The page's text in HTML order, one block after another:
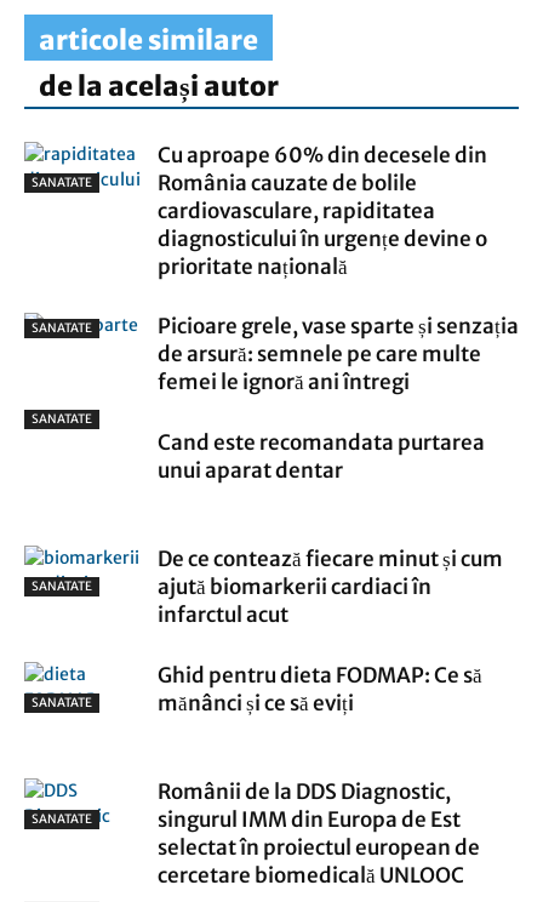
articole similare
de la același autor
SANATATE
Cu aproape 60% din decesele din
România cauzate de bolile
cardiovasculare, rapiditatea
diagnosticului în urgențe devine o
prioritate națională
SANATATE
Picioare grele, vase sparte și senzația
de arsură: semnele pe care multe
femei le ignoră ani întregi
SANATATE
Cand este recomandata purtarea
unui aparat dentar
SANATATE
De ce contează fiecare minut și cum
ajută biomarkerii cardiaci în
infarctul acut
SANATATE
Ghid pentru dieta FODMAP: Ce să
mănânci și ce să eviți
SANATATE
Românii de la DDS Diagnostic,
singurul IMM din Europa de Est
selectat în proiectul european de
cercetare biomedicală UNLOOC